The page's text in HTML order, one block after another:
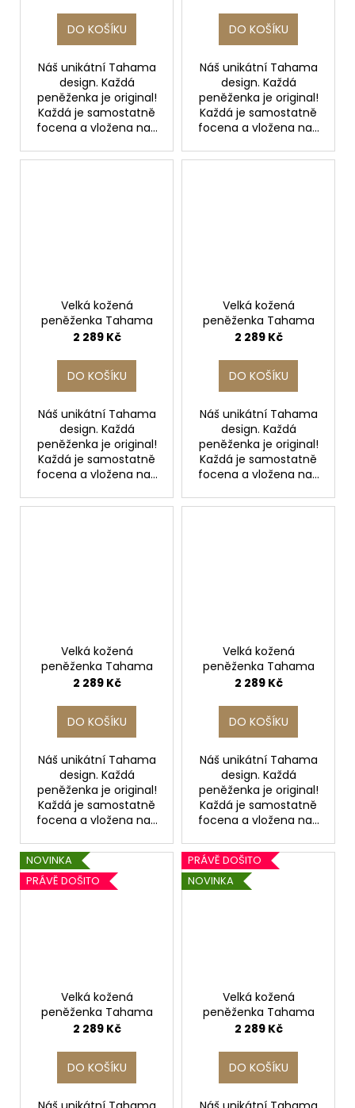
DO KOŠÍKU
Náš unikátní Tahama
design. Každá
peněženka je original!
Každá je samostatně
focena a vložena na...
DO KOŠÍKU
Náš unikátní Tahama
design. Každá
peněženka je original!
Každá je samostatně
focena a vložena na...
Velká kožená
peněženka Tahama
2 289 Kč
DO KOŠÍKU
Náš unikátní Tahama
design. Každá
peněženka je original!
Každá je samostatně
focena a vložena na...
Velká kožená
peněženka Tahama
2 289 Kč
DO KOŠÍKU
Náš unikátní Tahama
design. Každá
peněženka je original!
Každá je samostatně
focena a vložena na...
Velká kožená
peněženka Tahama
2 289 Kč
DO KOŠÍKU
Náš unikátní Tahama
design. Každá
peněženka je original!
Každá je samostatně
focena a vložena na...
Velká kožená
peněženka Tahama
2 289 Kč
DO KOŠÍKU
Náš unikátní Tahama
design. Každá
peněženka je original!
Každá je samostatně
focena a vložena na...
NOVINKA
PRÁVĚ DOŠITO
Velká kožená
peněženka Tahama
2 289 Kč
DO KOŠÍKU
PRÁVĚ DOŠITO
NOVINKA
Velká kožená
peněženka Tahama
2 289 Kč
DO KOŠÍKU